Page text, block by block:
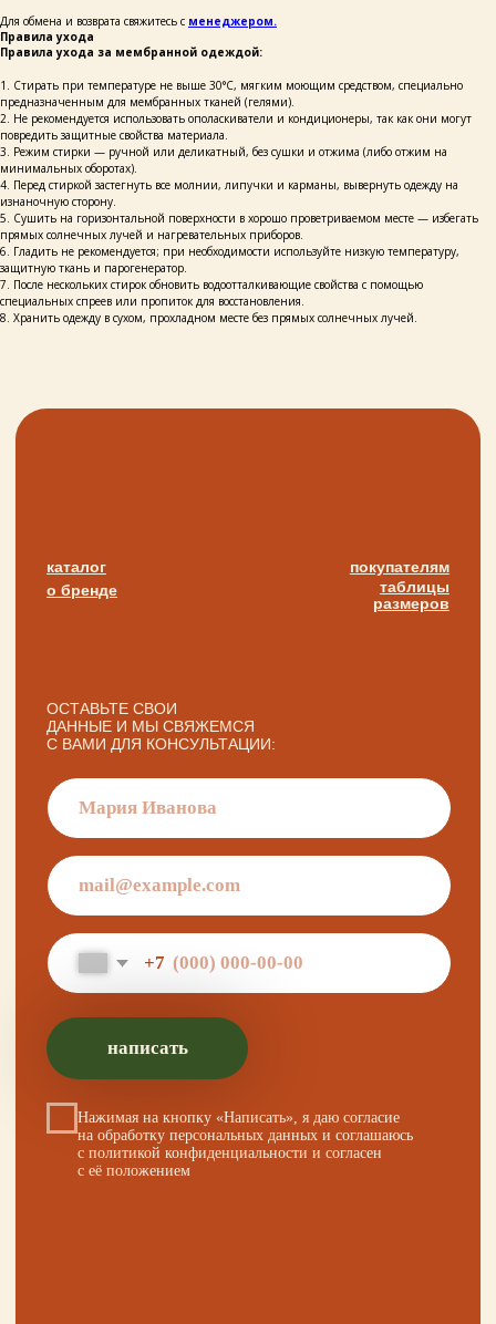
Для обмена и возврата свяжитесь с менеджером.
Правила ухода
Правила ухода за мембранной одеждой:
1. Стирать при температуре не выше 30°C, мягким моющим средством, специально
предназначенным для мембранных тканей (гелями).
2. Не рекомендуется использовать ополаскиватели и кондиционеры, так как они могут
повредить защитные свойства материала.
3. Режим стирки — ручной или деликатный, без сушки и отжима (либо отжим на
минимальных оборотах).
4. Перед стиркой застегнуть все молнии, липучки и карманы, вывернуть одежду на
изнаночную сторону.
5. Сушить на горизонтальной поверхности в хорошо проветриваемом месте — избегать
прямых солнечных лучей и нагревательных приборов.
6. Гладить не рекомендуется; при необходимости используйте низкую температуру,
защитную ткань и парогенератор.
7. После нескольких стирок обновить водоотталкивающие свойства с помощью
специальных спреев или пропиток для восстановления.
8. Хранить одежду в сухом, прохладном месте без прямых солнечных лучей.
политика конфиденциальности
публичная оферта
разработка сайта
Магазин работает
в режиме предварительной записи.
Просто напишите нам в чат
для брони времени